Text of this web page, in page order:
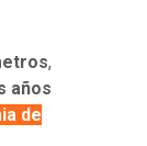
,
años
de